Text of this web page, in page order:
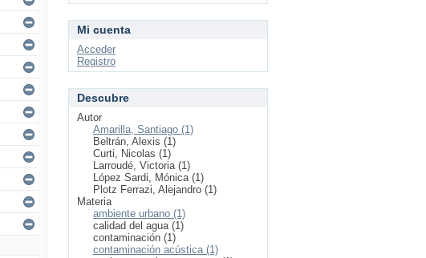
Mi cuenta
Acceder
Registro
Descubre
Autor
Amarilla, Santiago (1)
Beltrán, Alexis (1)
Curti, Nicolas (1)
Larroudé, Victoria (1)
López Sardi, Mónica (1)
Plotz Ferrazi, Alejandro (1)
Materia
ambiente urbano (1)
calidad del agua (1)
contaminación (1)
contaminación acústica (1)